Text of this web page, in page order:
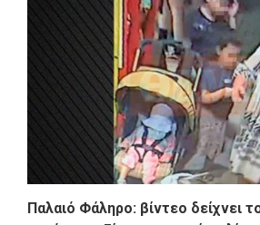
Παλαιό Φάληρο: βίντεο δείχνει